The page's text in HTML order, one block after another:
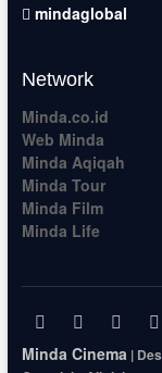
mindaglobal
Network
Minda.co.id
Web Minda
Minda Aqiqah
Minda Tour
Minda Film
Minda Life
facebookx.com
Minda Cinema|